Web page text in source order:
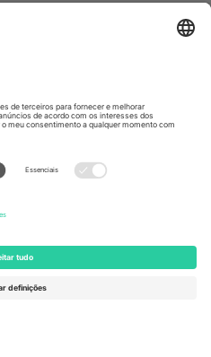
Switzerland
Engelberg, Switzerland
UAE Dubai Silicon Oasis, DDP
Building A1, Office 302, Dubai,
United Arab Emirates